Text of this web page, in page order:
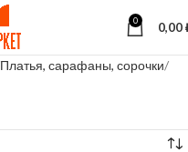
0 0,00
Платья, сарафаны, сорочки